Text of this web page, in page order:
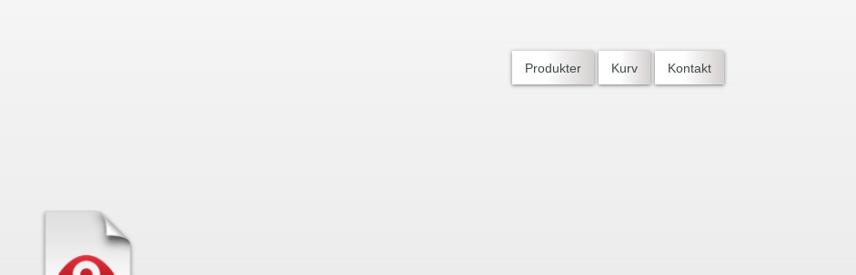
Produkter Kurv Kontakt